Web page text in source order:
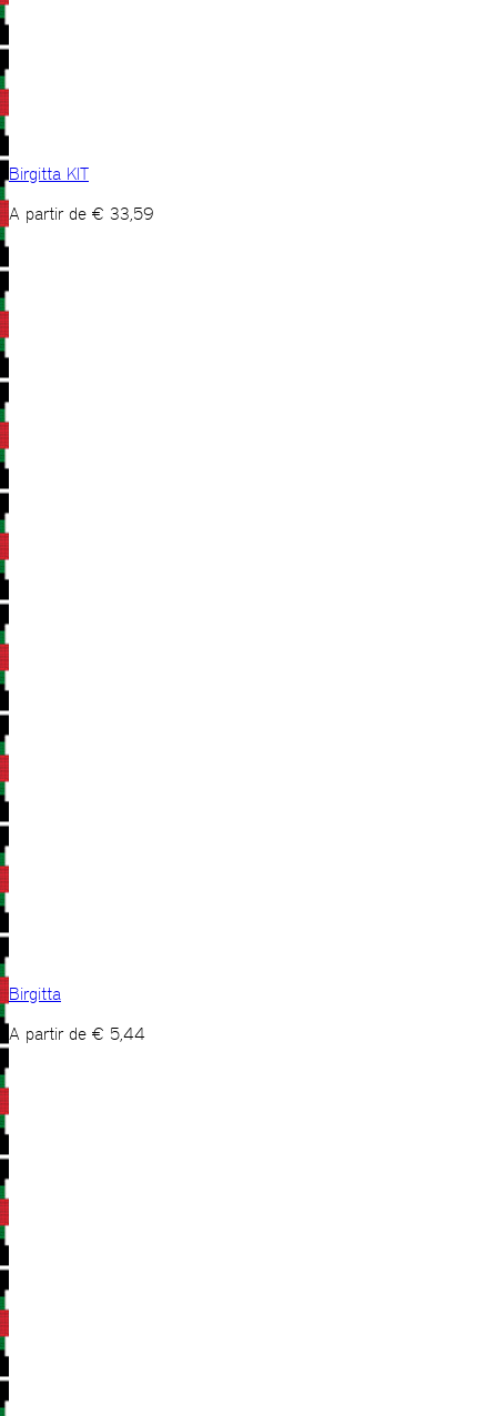
Birgitta KIT
A partir de € 33,59
Birgitta
A partir de € 5,44